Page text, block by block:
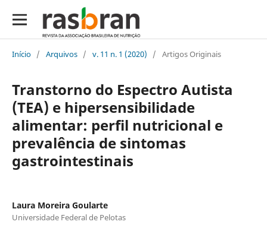
Início / Arquivos / v. 11 n. 1 (2020) / Artigos Originais
Transtorno do Espectro Autista
(TEA) e hipersensibilidade
alimentar: perfil nutricional e
prevalência de sintomas
gastrointestinais
Laura Moreira Goularte
Universidade Federal de Pelotas